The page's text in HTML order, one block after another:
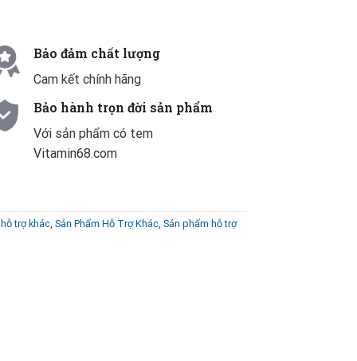
Bảo đảm chất lượng
Cam kết chính hãng
Bảo hành trọn đời sản phẩm
Với sản phẩm có tem
Vitamin68.com
trợ khác, Sản Phẩm Hỗ Trợ Khác, Sản phẩm hỗ trợ